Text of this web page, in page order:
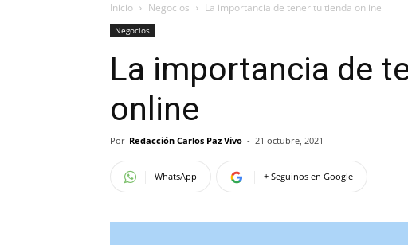
Inicio Negocios La importancia de tener tu tienda online
Negocios
La importancia de
online
Por Redacción Carlos Paz Vivo - 21 octubre, 2021
WhatsApp + Seguinos en Google